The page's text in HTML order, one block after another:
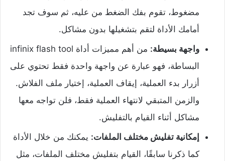
مضغوط، تقوم بفك الضغط من عليه، ثم سوف تجد
أمامك الأداة لتقم بتشغيلها بدون مشاكل.
واجهة بسيطة:
من أهم مميزات أداة infinix flash tool
البساطة، فهو عبارة عن واجهة واحدة فقط تحتوي على
أزرار بدء العملية، إيقاف العملية، إختيار ملف الفلاش.
والزمن المتبقي لانتهاء العملية فقط، فلن تواجه معها
مشاكل أثناء القيام بالتفليش.
إمكانية تفليش مختلف الملفات: يمكنك من خلال الأداة
كما ذكرنا سابقًا، القيام بتفليش مختلف الملفات، مثل